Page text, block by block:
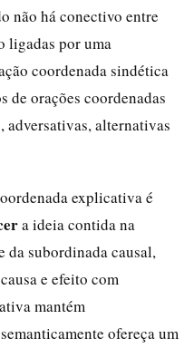
não há conectivo entre
ligadas por uma
coordenada sindética
de orações coordenadas
adversativas, alternativas
explicativa é
a ideia contida na
da subordinada causal,
e efeito com
mantém
ofereça um